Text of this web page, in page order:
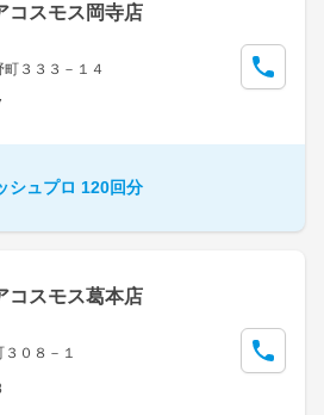
ら
コスモス岡寺店
３３３－１４
シュプロ 120回分
コスモス葛本店
０８－１